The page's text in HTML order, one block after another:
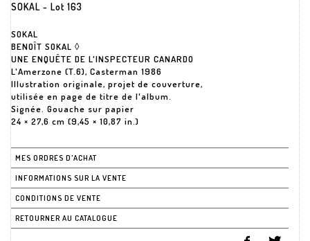
SOKAL - Lot 163
SOKAL
BENOÎT SOKAL ◊
UNE ENQUÊTE DE L'INSPECTEUR CANARDO
L'Amerzone (T.6), Casterman 1986
Illustration originale, projet de couverture,
utilisée en page de titre de l'album.
Signée. Gouache sur papier
24 × 27,6 cm (9,45 × 10,87 in.)
MES ORDRES D'ACHAT
INFORMATIONS SUR LA VENTE
CONDITIONS DE VENTE
RETOURNER AU CATALOGUE